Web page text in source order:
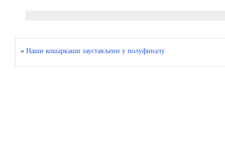
« Наши кошаркаши заустављени у полуфиналу